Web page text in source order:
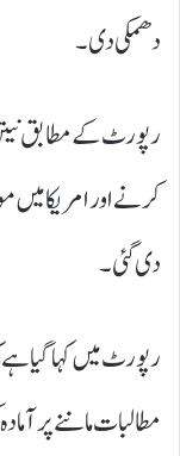
دھمکی دی۔
رپورٹ کے مطابق
کرنے اور امریکا میں
دی گئی۔
رپورٹ میں کہا گیا
مطالبات ماننے پر